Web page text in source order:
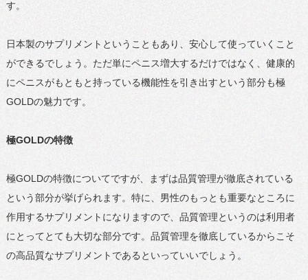
す。
日本製のサプリメントということもあり、安心して使っていくこと
ができるでしょう。ただ単にペニス増大するだけではなく、健康的
にペニスがもともと持っている機能性を引き出すという部分も極
GOLDの魅力です。
極GOLDの特徴
極GOLDの特徴についてですが、まずは品質管理が徹底されている
という部分が挙げられます。特に、男性のもっとも重要なところに
作用するサプリメントになりますので、品質管理というのは利用者
にとってとても大切な部分です。品質管理を徹底しているからこそ
の高品質なサプリメントであるといっていいでしょう。